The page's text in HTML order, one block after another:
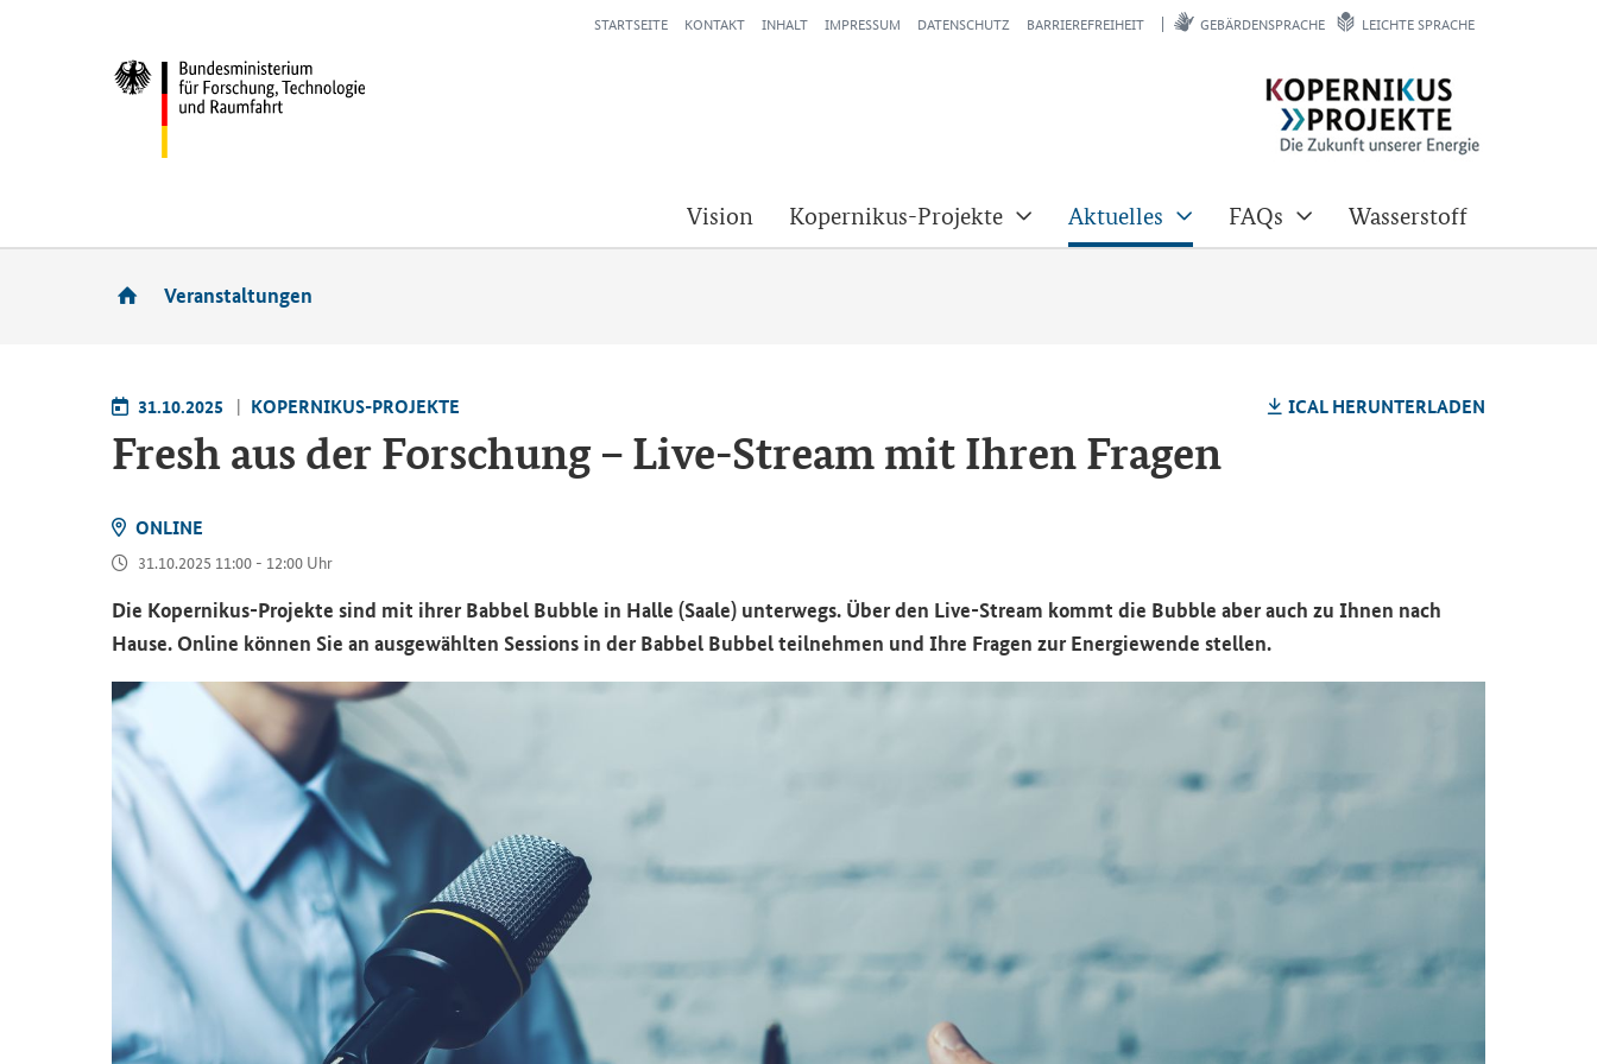
STARTSEITE KONTAKT INHALT IMPRESSUM DATENSCHUTZ BARRIEREFREIHEIT GEBÄRDENSPRACHE LEICHTE SPRACHE
Vision Kopernikus-Projekte Aktuelles FAQs Wasserstoff
Veranstaltungen
31.10.2025 KOPERNIKUS-PROJEKTE ICAL HERUNTERLADEN
Fresh aus der Forschung – Live-Stream mit Ihren Fragen
ONLINE
31.10.2025 11:00 - 12:00 Uhr
Die Kopernikus-Projekte sind mit ihrer Babbel Bubble in Halle (Saale) unterwegs. Über den Live-Stream kommt die Bubble aber auch zu Ihnen nach
Hause. Online können Sie an ausgewählten Sessions in der Babbel Bubbel teilnehmen und Ihre Fragen zur Energiewende stellen.